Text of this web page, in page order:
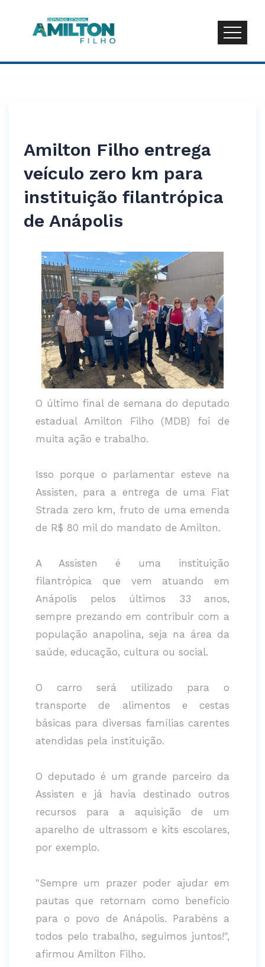
Amilton Filho entrega
veículo zero km para
instituição filantrópica
de Anápolis
O último final de semana do deputado
estadual Amilton Filho (MDB) foi de
muita ação e trabalho.
Isso porque o parlamentar esteve na
Assisten, para a entrega de uma Fiat
Strada zero km, fruto de uma emenda
de R$ 80 mil do mandato de Amilton.
A Assisten é uma instituição
filantrópica que vem atuando em
Anápolis pelos últimos 33 anos,
sempre prezando em contribuir com a
população anapolina, seja na área da
saúde, educação, cultura ou social.
O carro será utilizado para o
transporte de alimentos e cestas
básicas para diversas famílias carentes
atendidas pela instituição.
O deputado é um grande parceiro da
Assisten e já havia destinado outros
recursos para a aquisição de um
aparelho de ultrassom e kits escolares,
por exemplo.
"Sempre um prazer poder ajudar em
pautas que retornam como benefício
para o povo de Anápolis. Parabéns a
todos pelo trabalho, seguimos juntos!",
afirmou Amilton Filho.